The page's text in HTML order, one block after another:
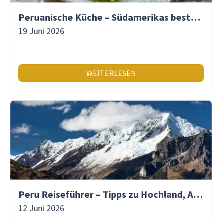
Peruanische Küche – Südamerikas beste Gastronomie
19 Juni 2026
WEITERLESEN
Peru Reiseführer – Tipps zu Hochland, Amazonas & Inka-Erbe
12 Juni 2026